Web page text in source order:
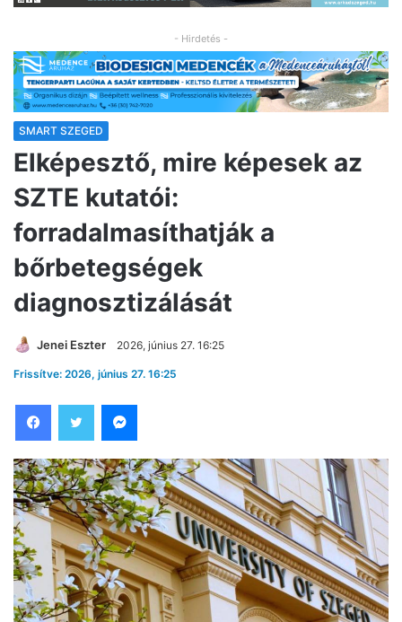
- Hirdetés -
SMART SZEGED
Elképesztő, mire képesek az
SZTE kutatói:
forradalmasíthatják a
bőrbetegségek
diagnosztizálását
Jenei Eszter 2026, június 27. 16:25
Frissítve: 2026, június 27. 16:25